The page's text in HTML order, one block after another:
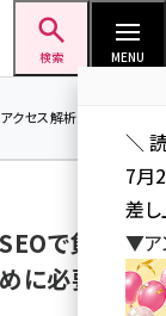
検索 MENU
アクセス解析／データ分析
で負け
に必要な
＼
7月
差し
▼ア